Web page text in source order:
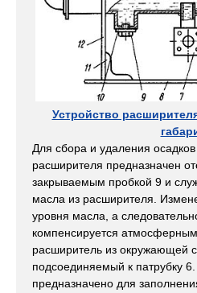
Устройство
Для сбора и удаления
расширителя предназначен
закрываемым пробкой 9 и
масла из расширителя.
уровня масла, а
компенсируется
расширитель из окружающей
подсоединяемый к патрубку
предназначено для